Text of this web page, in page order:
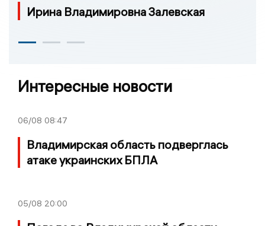
Ирина Владимировна Залевская
Интересные новости
06/08 08:47
Владимирская область подверглась
атаке украинских БПЛА
05/08 20:00